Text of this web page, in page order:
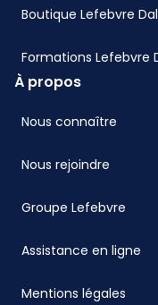
Boutique Lefebvre
Formations Lefebvre
À propos
Nous connaître
Nous rejoindre
Groupe Lefebvre
Assistance en ligne
Mentions légales